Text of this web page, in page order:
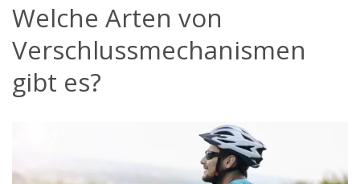
Welche Arten von
Verschlussmechanismen
gibt es?